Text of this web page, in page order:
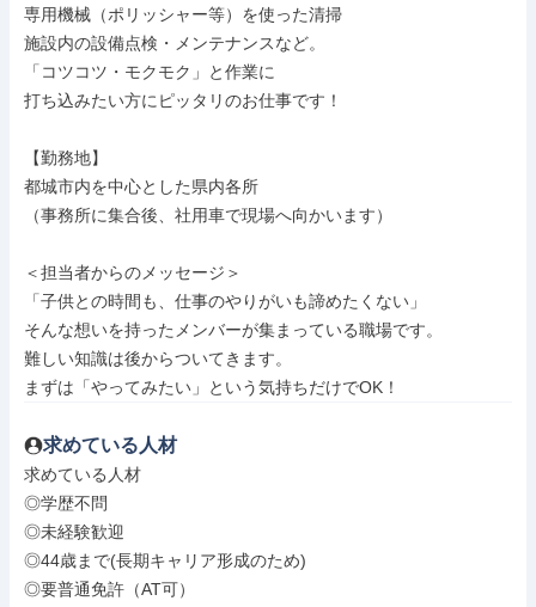
専用機械（ポリッシャー等）を使った清掃
施設内の設備点検・メンテナンスなど。
「コツコツ・モクモク」と作業に
打ち込みたい方にピッタリのお仕事です！
【勤務地】
都城市内を中心とした県内各所
（事務所に集合後、社用車で現場へ向かいます）
＜担当者からのメッセージ＞
「子供との時間も、仕事のやりがいも諦めたくない」
そんな想いを持ったメンバーが集まっている職場です。
難しい知識は後からついてきます。
まずは「やってみたい」という気持ちだけでOK！
求めている人材
求めている人材
◎学歴不問
◎未経験歓迎
◎44歳まで(長期キャリア形成のため)
◎要普通免許（AT可）